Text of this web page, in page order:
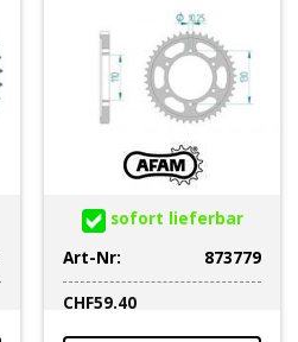
sofort lieferbar
Art-Nr:
873779
CHF59.40